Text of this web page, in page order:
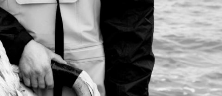
Frage & Antwort
Kontakt
News